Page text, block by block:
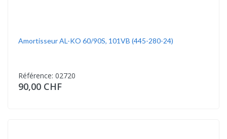
Amortisseur AL-KO 60/90S, 101VB (445-280-24)
Référence: 02720
90,00 CHF